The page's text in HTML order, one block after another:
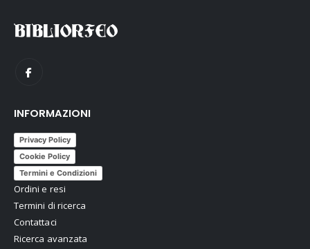
INFORMAZIONI
Privacy Policy
Cookie Policy
Termini e Condizioni
Ordini e resi
Termini di ricerca
Contattaci
Ricerca avanzata